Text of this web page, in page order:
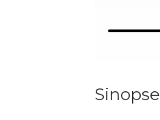
Sinopse